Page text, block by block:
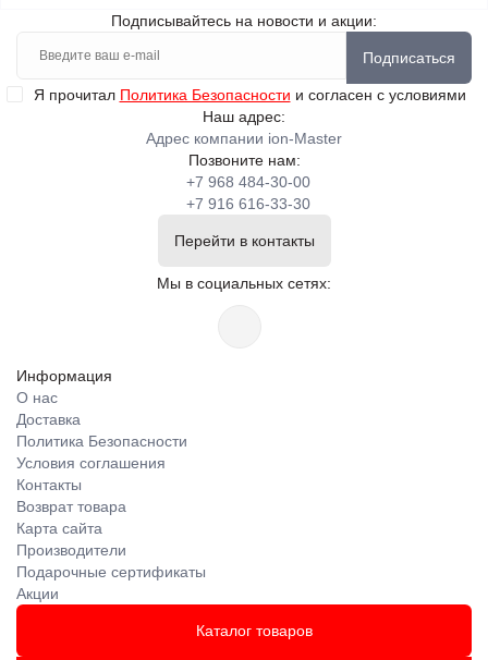
Подписывайтесь на новости и акции:
Подписаться
Я прочитал Политика Безопасности и согласен с условиями
Наш адрес:
Адрес компании ion-Master
Позвоните нам:
+7 968 484-30-00
+7 916 616-33-30
Перейти в контакты
Мы в социальных сетях:
Информация
О нас
Доставка
Политика Безопасности
Условия соглашения
Контакты
Возврат товара
Карта сайта
Производители
Подарочные сертификаты
Акции
Каталог товаров